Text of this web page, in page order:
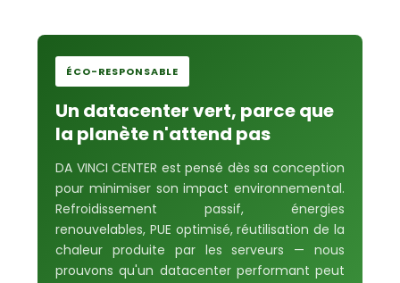
ÉCO-RESPONSABLE
Un datacenter vert, parce que
la planète n'attend pas
DA VINCI CENTER est pensé dès sa conception
pour minimiser son impact environnemental.
Refroidissement passif, énergies
renouvelables, PUE optimisé, réutilisation de la
chaleur produite par les serveurs — nous
prouvons qu'un datacenter performant peut